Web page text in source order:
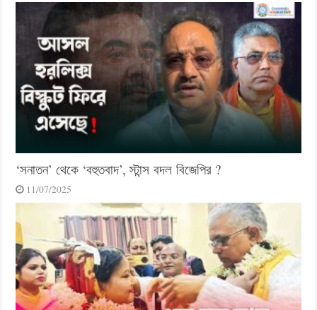
‘সনাতন’ থেকে ‘বহুতবাদ’, স্টান্স বদল বিজেপির ?
11/07/2025